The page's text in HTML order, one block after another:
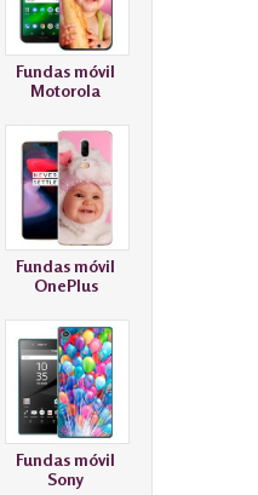
Fundas móvil
Motorola
Fundas móvil
OnePlus
Fundas móvil
Sony